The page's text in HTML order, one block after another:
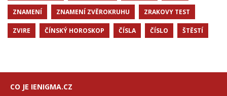
ZNAMENÍ ZNAMENÍ ZVĚROKRUHU ZRAKOVY TEST
ZVIRE ČÍNSKÝ HOROSKOP ČÍSLA ČÍSLO ŠTĚSTÍ
CO JE IENIGMA.CZ